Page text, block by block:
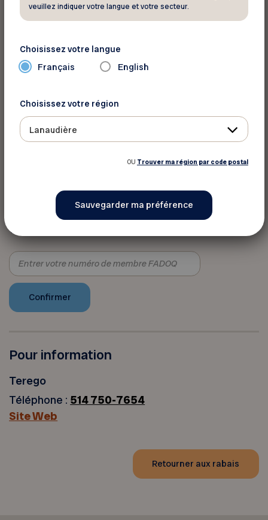
avec vous pour valider votre numéro de membre
Terego, c’est sillonner les campagnes pour faire
Courriel :info@terego.ca
profiter de ce rabais
Votre numéro de membre FADOQ :
Pour information
Terego
Téléphone : 514 750-7654
Site Web
Retourner aux rabais
veuillez indiquer votre langue et votre secteur.
Choisissez votre langue
Français English
Choisissez votre région
Lanaudière
OU Trouver ma région par code postal